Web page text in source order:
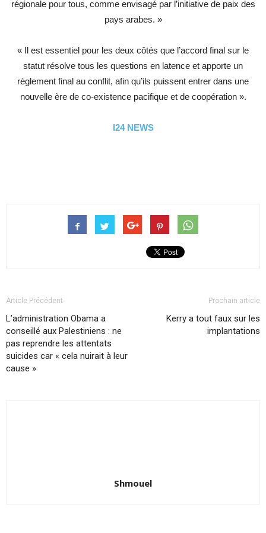
régionale pour tous, comme envisagé par l’initiative de paix des
pays arabes. »
« Il est essentiel pour les deux côtés que l’accord final sur le
statut résolve tous les questions en latence et apporte un
règlement final au conflit, afin qu’ils puissent entrer dans une
nouvelle ère de co-existence pacifique et de coopération ».
I24 NEWS
Article Précédent
L’administration Obama a
conseillé aux Palestiniens : ne
pas reprendre les attentats
suicides car « cela nuirait à leur
cause »
Prochain article
Kerry a tout faux sur les
implantations
Shmouel